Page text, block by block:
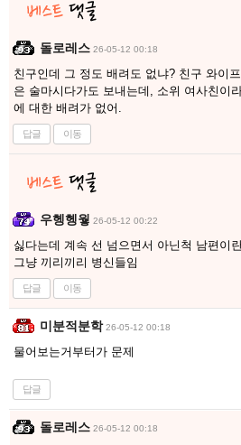
돌로레스 26-05-12 00:18
친구인데 그 정도 배려도 없냐? 친구 와이
은 술마시다가도 보내는데, 소위 여사친이
에 대한 배려가 없어.
답글 이동
우헹헹웧 26-05-12 00:22
싫다는데 계속 선 넘으면서 아닌척 남편이
그냥 끼리끼리 병신들임
답글 이동
미분적분학 26-05-12 00:18
물어보는거부터가 문제
답글
돌로레스 26-05-12 00:18